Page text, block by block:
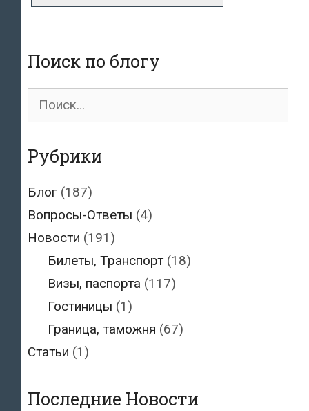
Поиск по блогу
Поиск
Рубрики
Блог (187)
Вопросы-Ответы (4)
Новости (191)
Билеты, Транспорт(18)
Визы, паспорта (117)
Гостиницы (1)
Граница, таможня (67)
Статьи (1)
Последние Новости